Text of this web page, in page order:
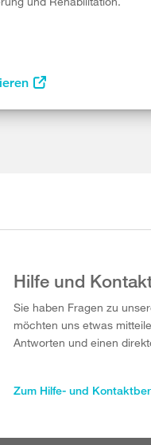
Hilfe und
Sie haben Fragen zu
möchten uns etwas
Antworten und einen
Zum Hilfe- und